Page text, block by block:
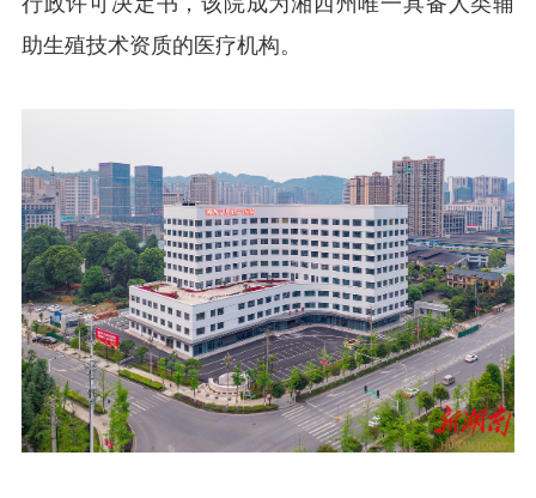
助生殖技术资质的医疗机构。